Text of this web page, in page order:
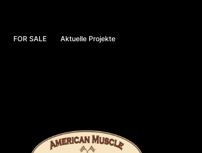
FOR SALE
Aktuelle Projekte